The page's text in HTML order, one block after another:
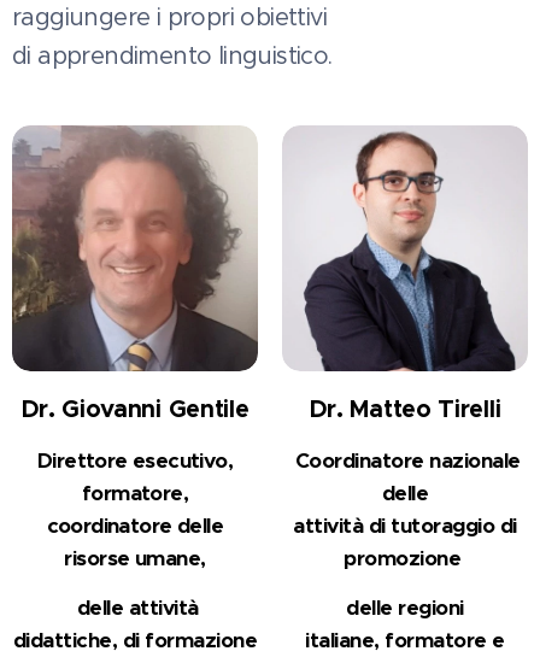
raggiungere i propri obiettivi
di apprendimento linguistico.
Dr. Giovanni Gentile
Direttore esecutivo,
formatore,
coordinatore delle
risorse umane,
delle attività
didattiche, di formazione
Dr. Matteo Tirelli
Coordinatore nazionale
delle
attività di tutoraggio di
promozione
delle regioni
italiane, formatore e